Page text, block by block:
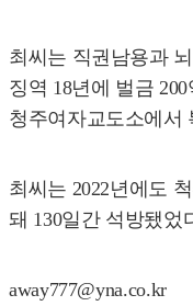
최씨는 직권남용과
징역 18년에 벌금
청주여자교도소에서
최씨는 2022년에도
돼 130일간 석방됐었
away777@yna.co.kr